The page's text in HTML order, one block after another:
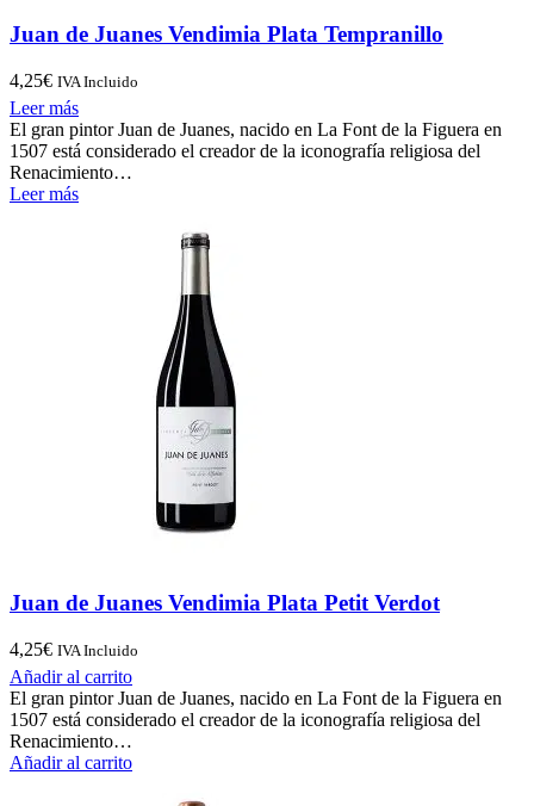
Juan de Juanes Vendimia Plata Tempranillo
4,25€ IVA Incluido
Leer más
El gran pintor Juan de Juanes, nacido en La Font de la Figuera en
1507 está considerado el creador de la iconografía religiosa del
Renacimiento…
Leer más
Juan de Juanes Vendimia Plata Petit Verdot
4,25€ IVA Incluido
Añadir al carrito
El gran pintor Juan de Juanes, nacido en La Font de la Figuera en
1507 está considerado el creador de la iconografía religiosa del
Renacimiento…
Añadir al carrito